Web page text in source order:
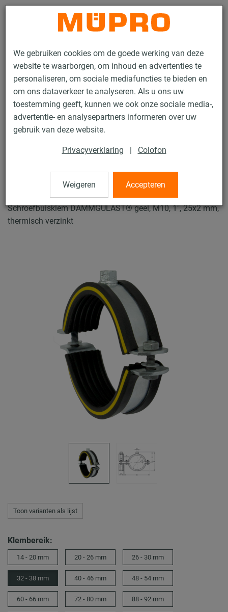
We gebruiken cookies om de goede werking van deze
website te waarborgen, om inhoud en advertenties te
personaliseren, om sociale mediafuncties te bieden en
om ons dataverkeer te analyseren. Als u ons uw
toestemming geeft, kunnen we ook onze sociale media-,
advertentie- en analysepartners informeren over uw
gebruik van deze website.
Privacyverklaring | Colofon
Weigeren Accepteren
Contact
Producten Bevestigingstechniek
Buisklemmen
Schroefbuisklemmen
Schroefbuisklemmen
Schroefbuisklem DÄMMGULAST® geel, M10, 1", 25x2 mm,
thermisch verzinkt
Toon varianten als lijst
Klembereik:
14 - 20 mm 20 - 26 mm 26 - 30 mm
32 - 38 mm 40 - 46 mm 48 - 54 mm
60 - 66 mm 72 - 80 mm 88 - 92 mm